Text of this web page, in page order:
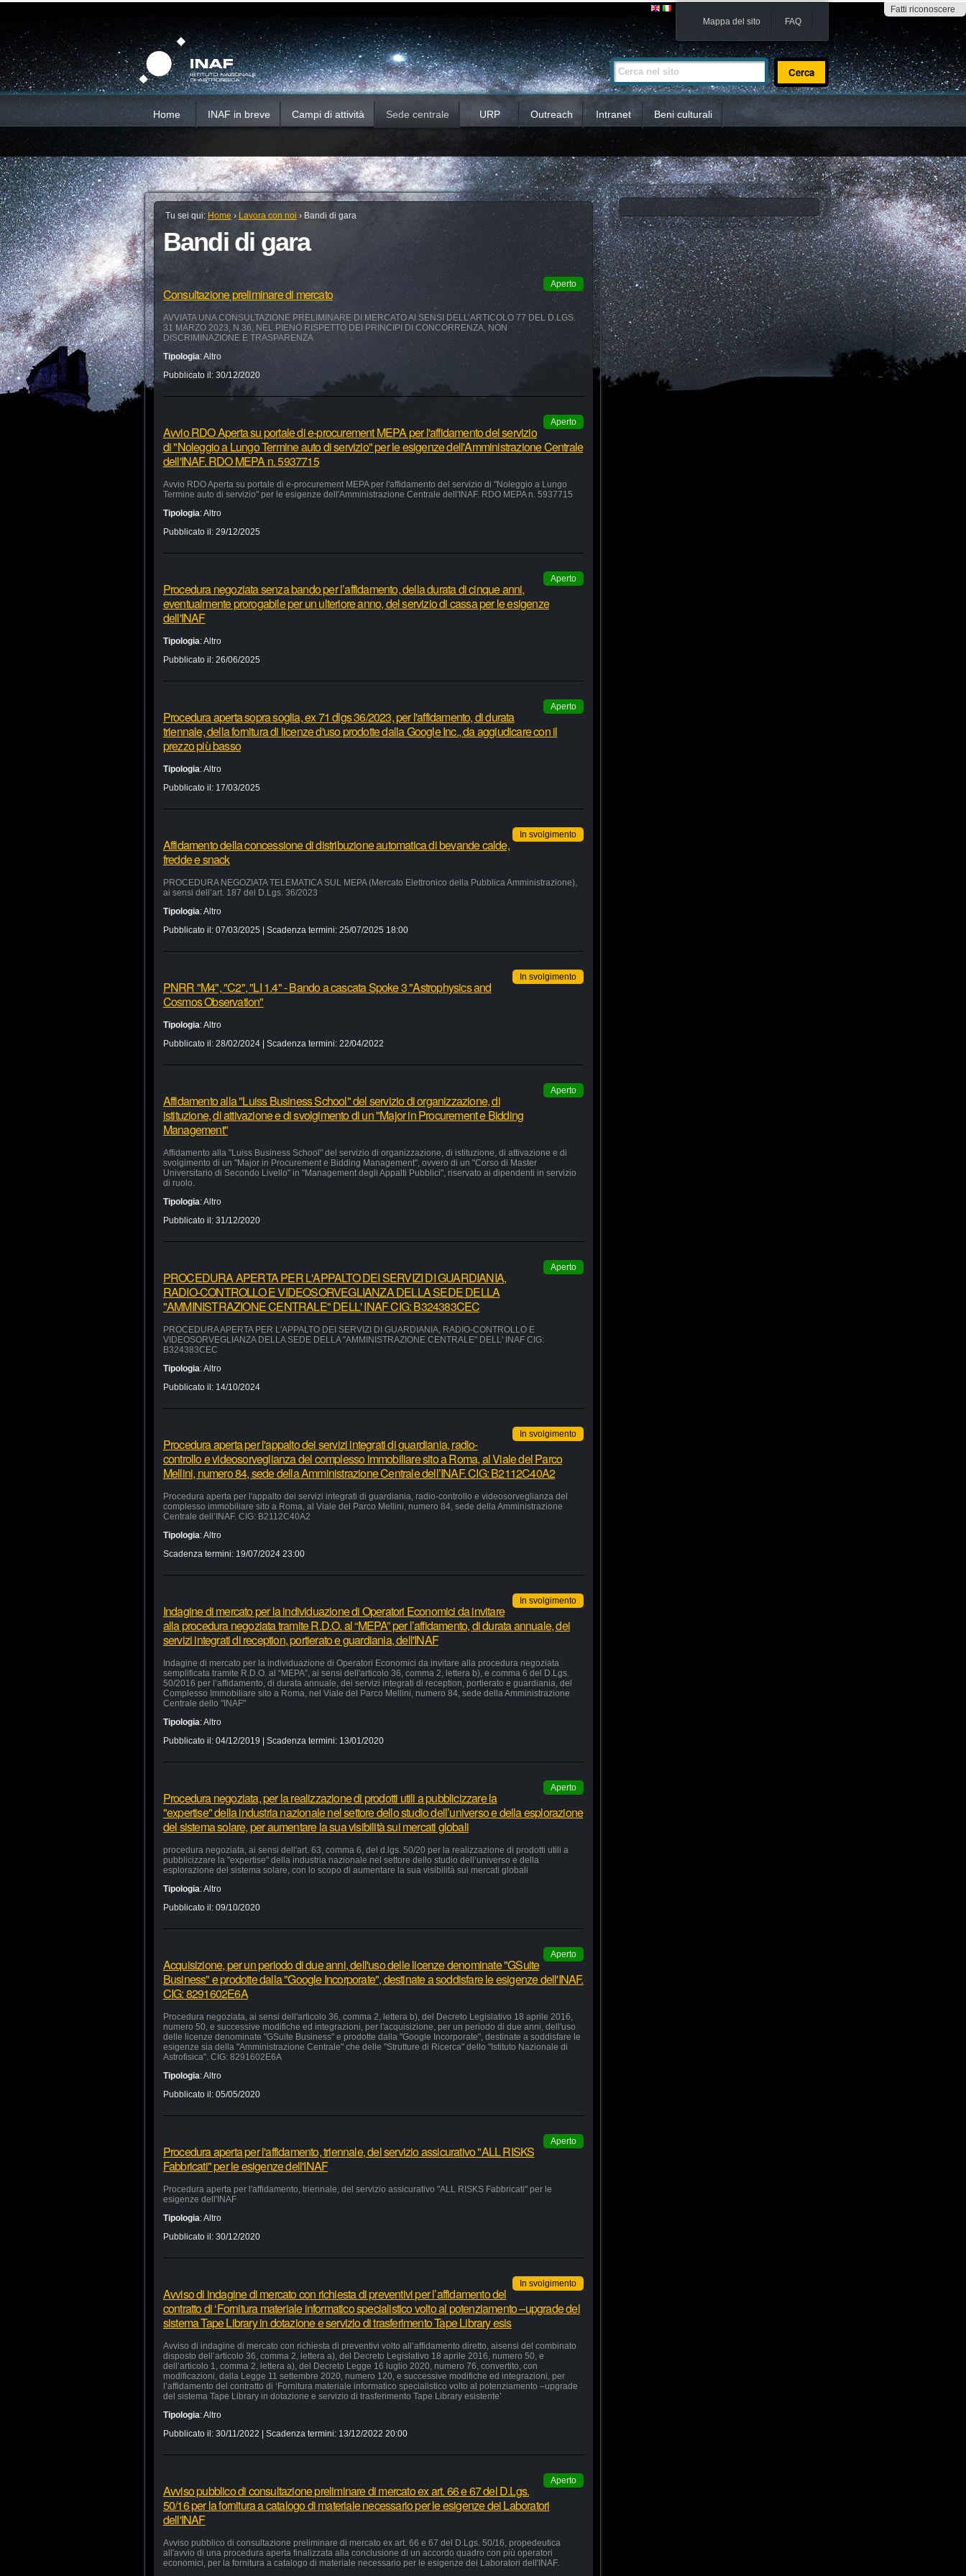
Fatti riconoscere
contenuti.
Salta
alla
navigazione
Mappa del sito FAQ
Cerca nel sito
Ricerca
avanzata…
Home INAF in breve Campi di attività Sede centrale URP Outreach Intranet Beni culturali
Tu sei qui: Home › Lavora con noi › Bandi di gara
Bandi di gara
Aperto
Consultazione preliminare di mercato
AVVIATA UNA CONSULTAZIONE PRELIMINARE DI MERCATO AI SENSI DELL’ARTICOLO 77 DEL D.LGS.
31 MARZO 2023, N.36, NEL PIENO RISPETTO DEI PRINCIPI DI CONCORRENZA, NON
DISCRIMINAZIONE E TRASPARENZA
Tipologia:Altro
Pubblicato il: 30/12/2020
Aperto
Avvio RDO Aperta su portale di e-procurement MEPA per l'affidamento del servizio
di "Noleggio a Lungo Termine auto di servizio" per le esigenze dell'Amministrazione Centrale
dell'INAF. RDO MEPA n. 5937715
Avvio RDO Aperta su portale di e-procurement MEPA per l'affidamento del servizio di "Noleggio a Lungo
Termine auto di servizio" per le esigenze dell'Amministrazione Centrale dell'INAF. RDO MEPA n. 5937715
Tipologia:Altro
Pubblicato il: 29/12/2025
Aperto
Procedura negoziata senza bando per l’affidamento, della durata di cinque anni,
eventualmente prorogabile per un ulteriore anno, del servizio di cassa per le esigenze
dell'INAF
Tipologia:Altro
Pubblicato il: 26/06/2025
Aperto
Procedura aperta sopra soglia, ex 71 dlgs 36/2023, per l'affidamento, di durata
triennale, della fornitura di licenze d'uso prodotte dalla Google Inc., da aggiudicare con il
prezzo più basso
Tipologia:Altro
Pubblicato il: 17/03/2025
In svolgimento
Affidamento della concessione di distribuzione automatica di bevande calde,
fredde e snack
PROCEDURA NEGOZIATA TELEMATICA SUL MEPA (Mercato Elettronico della Pubblica Amministrazione),
ai sensi dell’art. 187 del D.Lgs. 36/2023
Tipologia:Altro
Pubblicato il: 07/03/2025 | Scadenza termini: 25/07/2025 18:00
In svolgimento
PNRR "M4", "C2", "LI 1.4" - Bando a cascata Spoke 3 "Astrophysics and
Cosmos Observation"
Tipologia:Altro
Pubblicato il: 28/02/2024| Scadenza termini: 22/04/2022
Aperto
Affidamento alla "Luiss Business School" del servizio di organizzazione, di
istituzione, di attivazione e di svolgimento di un "Major in Procurement e Bidding
Management"
Affidamento alla "Luiss Business School" del servizio di organizzazione, di istituzione, di attivazione e di
svolgimento di un "Major in Procurement e Bidding Management", ovvero di un "Corso di Master
Universitario di Secondo Livello" in "Management degli Appalti Pubblici", riservato ai dipendenti in servizio
di ruolo.
Tipologia:Altro
Pubblicato il: 31/12/2020
Aperto
PROCEDURA APERTA PER L'APPALTO DEI SERVIZI DI GUARDIANIA,
RADIO-CONTROLLO E VIDEOSORVEGLIANZA DELLA SEDE DELLA
"AMMINISTRAZIONE CENTRALE" DELL' INAF CIG: B324383CEC
PROCEDURA APERTA PER L'APPALTO DEI SERVIZI DI GUARDIANIA, RADIO-CONTROLLO E
VIDEOSORVEGLIANZA DELLA SEDE DELLA "AMMINISTRAZIONE CENTRALE" DELL' INAF CIG:
B324383CEC
Tipologia:Altro
Pubblicato il: 14/10/2024
In svolgimento
Procedura aperta per l'appalto dei servizi integrati di guardiania, radio-
controllo e videosorveglianza del complesso immobiliare sito a Roma, al Viale del Parco
Mellini, numero 84, sede della Amministrazione Centrale dell’INAF. CIG: B2112C40A2
Procedura aperta per l'appalto dei servizi integrati di guardiania, radio-controllo e videosorveglianza del
complesso immobiliare sito a Roma, al Viale del Parco Mellini, numero 84, sede della Amministrazione
Centrale dell’INAF. CIG: B2112C40A2
Tipologia:Altro
Scadenza termini: 19/07/2024 23:00
In svolgimento
Indagine di mercato per la individuazione di Operatori Economici da invitare
alla procedura negoziata tramite R.D.O. al “MEPA” per l’affidamento, di durata annuale, dei
servizi integrati di reception, portierato e guardiania, dell'INAF
Indagine di mercato per la individuazione di Operatori Economici da invitare alla procedura negoziata
semplificata tramite R.D.O. al “MEPA”, ai sensi dell'articolo 36, comma 2, lettera b), e comma 6 del D.Lgs.
50/2016 per l’affidamento, di durata annuale, dei servizi integrati di reception, portierato e guardiania, del
Complesso Immobiliare sito a Roma, nel Viale del Parco Mellini, numero 84, sede della Amministrazione
Centrale dello "INAF"
Tipologia:Altro
Pubblicato il: 04/12/2019 | Scadenza termini: 13/01/2020
Aperto
Procedura negoziata, per la realizzazione di prodotti utili a pubblicizzare la
"expertise" della industria nazionale nel settore dello studio dell’universo e della esplorazione
del sistema solare, per aumentare la sua visibilità sui mercati globali
procedura negoziata, ai sensi dell'art. 63, comma 6, del d.lgs. 50/20 per la realizzazione di prodotti utili a
pubblicizzare la "expertise" della industria nazionale nel settore dello studio dell’universo e della
esplorazione del sistema solare, con lo scopo di aumentare la sua visibilità sui mercati globali
Tipologia:Altro
Pubblicato il: 09/10/2020
Aperto
Acquisizione, per un periodo di due anni, dell'uso delle licenze denominate "GSuite
Business" e prodotte dalla "Google Incorporate", destinate a soddisfare le esigenze dell'INAF.
CIG: 8291602E6A
Procedura negoziata, ai sensi dell'articolo 36, comma 2, lettera b), del Decreto Legislativo 18 aprile 2016,
numero 50, e successive modifiche ed integrazioni, per l'acquisizione, per un periodo di due anni, dell'uso
delle licenze denominate "GSuite Business" e prodotte dalla "Google Incorporate", destinate a soddisfare le
esigenze sia della "Amministrazione Centrale" che delle "Strutture di Ricerca" dello "Istituto Nazionale di
Astrofisica". CIG: 8291602E6A
Tipologia:Altro
Pubblicato il: 05/05/2020
Aperto
Procedura aperta per l'affidamento, triennale, del servizio assicurativo "ALL RISKS
Fabbricati" per le esigenze dell'INAF
Procedura aperta per l'affidamento, triennale, del servizio assicurativo "ALL RISKS Fabbricati" per le
esigenze dell'INAF
Tipologia:Altro
Pubblicato il: 30/12/2020
In svolgimento
Avviso di indagine di mercato con richiesta di preventivi per l’affidamento del
contratto di ‘Fornitura materiale informatico specialistico volto al potenziamento –upgrade del
sistema Tape Library in dotazione e servizio di trasferimento Tape Library esis
Avviso di indagine di mercato con richiesta di preventivi volto all’affidamento diretto, aisensi del combinato
disposto dell’articolo 36, comma 2, lettera a), del Decreto Legislativo 18 aprile 2016, numero 50, e
dell’articolo 1, comma 2, lettera a), del Decreto Legge 16 luglio 2020, numero 76, convertito, con
modificazioni, dalla Legge 11 settembre 2020, numero 120, e successive modifiche ed integrazioni, per
l’affidamento del contratto di ‘Fornitura materiale informatico specialistico volto al potenziamento –upgrade
del sistema Tape Library in dotazione e servizio di trasferimento Tape Library esistente’
Tipologia:Altro
Pubblicato il: 30/11/2022 | Scadenza termini: 13/12/2022 20:00
Aperto
Avviso pubblico di consultazione preliminare di mercato ex art. 66 e 67 del D.Lgs.
50/16 per la fornitura a catalogo di materiale necessario per le esigenze dei Laboratori
dell'INAF
Avviso pubblico di consultazione preliminare di mercato ex art. 66 e 67 del D.Lgs. 50/16, propedeutica
all'avvio di una procedura aperta finalizzata alla conclusione di un accordo quadro con più operatori
economici, per la fornitura a catalogo di materiale necessario per le esigenze dei Laboratori dell'INAF.